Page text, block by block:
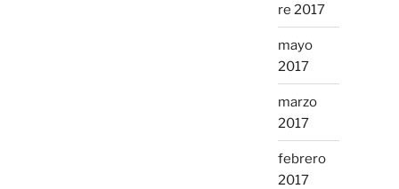
re 2017
mayo
2017
marzo
2017
febrero
2017